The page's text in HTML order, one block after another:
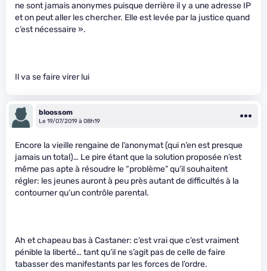
ne sont jamais anonymes puisque derrière il y a une adresse IP
et on peut aller les chercher. Elle est levée par la justice quand
c’est nécessaire ».
Il va se faire virer lui
bloossom
Le 19/07/2019 à 08h19
Encore la vieille rengaine de l’anonymat (qui n’en est presque
jamais un total)… Le pire étant que la solution proposée n’est
même pas apte à résoudre le “problème” qu’il souhaitent
régler: les jeunes auront à peu près autant de difficultés à la
contourner qu’un contrôle parental.
Ah et chapeau bas à Castaner: c’est vrai que c’est vraiment
pénible la liberté… tant qu’il ne s’agit pas de celle de faire
tabasser des manifestants par les forces de l’ordre.